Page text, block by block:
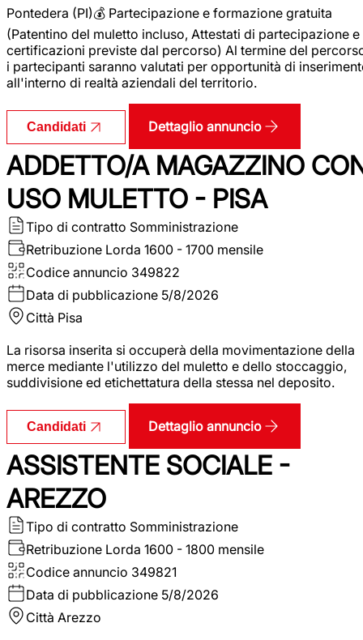
Pontedera (PI)💰 Partecipazione e formazione gratuita
(Patentino del muletto incluso, Attestati di partecipazione e
certificazioni previste dal percorso) Al termine del
i partecipanti saranno valutati per opportunità di
all'interno di realtà aziendali del territorio.
Candidati Dettaglio annuncio
ADDETTO/A MAGAZZINO
USO MULETTO - PISA
Tipo di contratto Somministrazione
Retribuzione Lorda 1600 - 1700 mensile
Codice annuncio 349822
Data di pubblicazione 5/8/2026
Città Pisa
La risorsa inserita si occuperà della movimentazione della
merce mediante l'utilizzo del muletto e dello stoccaggio,
suddivisione ed etichettatura della stessa nel deposito.
Candidati Dettaglio annuncio
ASSISTENTE SOCIALE -
AREZZO
Tipo di contratto Somministrazione
Retribuzione Lorda 1600 - 1800 mensile
Codice annuncio 349821
Data di pubblicazione 5/8/2026
Città Arezzo